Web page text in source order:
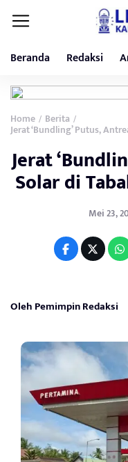
Beranda Redaksi
Home / Berita /
Jerat ‘Bundling’ Putus,
Jerat
Solar di
Mei 23,
Oleh Pemimpin Redaksi